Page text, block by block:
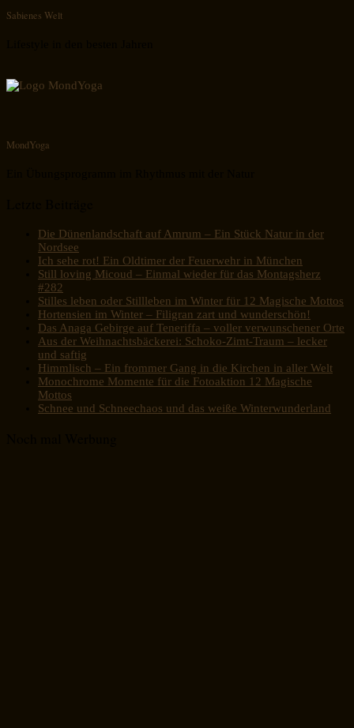
Sabienes Welt
MondYoga
Die Dünenlandschaft auf Amrum – Ein Stück Natur in der
Nordsee
Ich sehe rot! Ein Oldtimer der Feuerwehr in München
Still loving Micoud – Einmal wieder für das Montagsherz
#282
Stilles leben oder Stillleben im Winter für 12 Magische Mottos
Hortensien im Winter – Filigran zart und wunderschön!
Das Anaga Gebirge auf Teneriffa – voller verwunschener Orte
Aus der Weihnachtsbäckerei: Schoko-Zimt-Traum – lecker
und saftig
Himmlisch – Ein frommer Gang in die Kirchen in aller Welt
Monochrome Momente für die Fotoaktion 12 Magische
Mottos
Schnee und Schneechaos und das weiße Winterwunderland